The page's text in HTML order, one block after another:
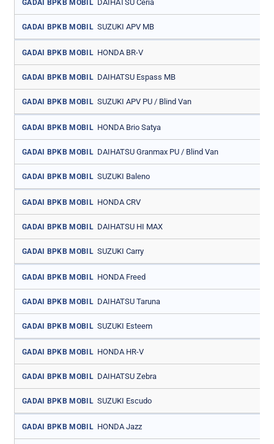
GADAI BPKB MOBIL DAIHATSU Ceria
GADAI BPKB MOBIL SUZUKI APV MB
GADAI BPKB MOBIL HONDA BR-V
GADAI BPKB MOBIL DAIHATSU Espass MB
GADAI BPKB MOBIL SUZUKI APV PU / Blind Van
GADAI BPKB MOBIL HONDA Brio Satya
GADAI BPKB MOBIL DAIHATSU Granmax PU / Blind Van
GADAI BPKB MOBIL SUZUKI Baleno
GADAI BPKB MOBIL HONDA CRV
GADAI BPKB MOBIL DAIHATSU HI MAX
GADAI BPKB MOBIL SUZUKI Carry
GADAI BPKB MOBIL HONDA Freed
GADAI BPKB MOBIL DAIHATSU Taruna
GADAI BPKB MOBIL SUZUKI Esteem
GADAI BPKB MOBIL HONDA HR-V
GADAI BPKB MOBIL DAIHATSU Zebra
GADAI BPKB MOBIL SUZUKI Escudo
GADAI BPKB MOBIL HONDA Jazz